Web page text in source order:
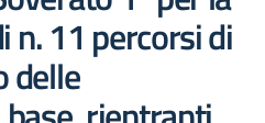
n. 11 percorsi di
delle